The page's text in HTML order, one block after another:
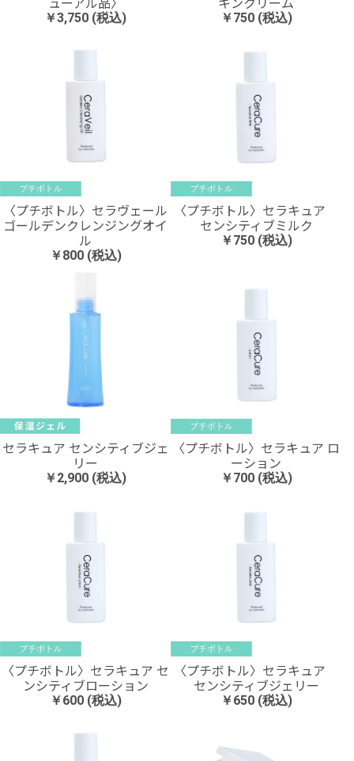
￥3,750 (税込) ￥750 (税込)
〈プチボトル〉セラヴェール
ゴールデンクレンジングオイ
ル
￥800 (税込)
〈プチボトル〉セラキュア
センシティブミルク
￥750 (税込)
セラキュア センシティブジェ
リー
￥2,900 (税込)
〈プチボトル〉セラキュア ロ
ーション
￥700 (税込)
〈プチボトル〉セラキュア セ
ンシティブローション
￥600 (税込)
〈プチボトル〉セラキュア
センシティブジェリー
￥650 (税込)